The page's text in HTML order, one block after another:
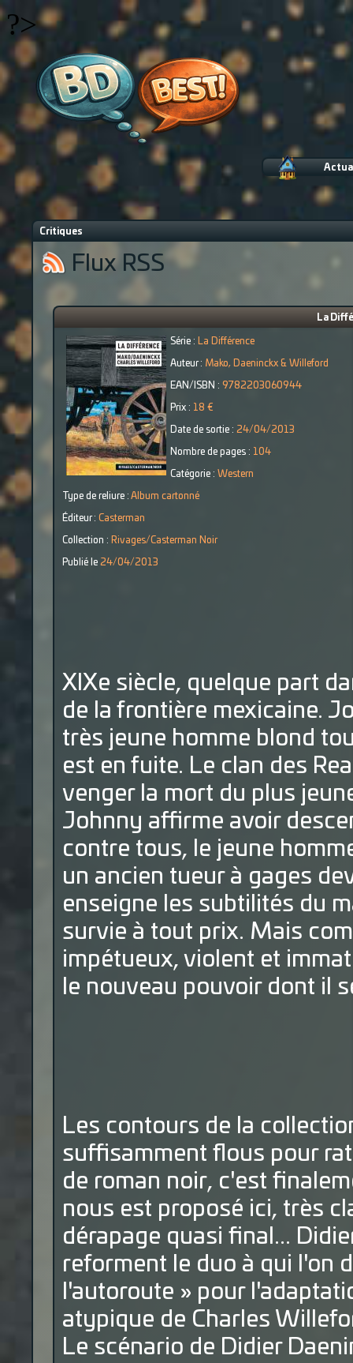
?>
Critiques
Flux RSS
La
Série : La Différence
Auteur : Mako, Daeninckx & Willeford
EAN/ISBN : 9782203060944
Prix : 18 €
Date de sortie : 24/04/2013
Nombre de pages : 104
Catégorie : Western
Type de reliure : Album cartonné
Éditeur : Casterman
Collection : Rivages/Casterman Noir
Publié le 24/04/2013
XIXe siècle, quelque part
de la frontière mexicaine.
très jeune homme blond
est en fuite. Le clan des
venger la mort du plus
Johnny affirme avoir
contre tous, le jeune
un ancien tueur à gages
enseigne les subtilités du
survie à tout prix. Mais
impétueux, violent et
le nouveau pouvoir dont il
Les contours de la
suffisamment flous pour
de roman noir, c'est
nous est proposé ici, très
dérapage quasi final...
reforment le duo à qui l'on
l'autoroute » pour
atypique de Charles
Le scénario de Didier